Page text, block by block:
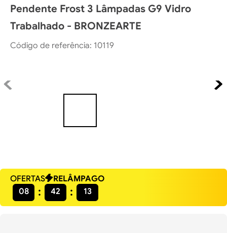
Pendente Frost 3 Lâmpadas G9 Vidro
Trabalhado - BRONZEARTE
Código de referência: 10119
OFERTAS
RELÂMPAGO
08
42 12